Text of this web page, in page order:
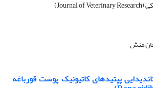
منش
پپتیدهای کاتیونیک پوست قورباغه